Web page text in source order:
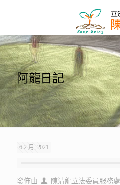
阿龍日記
6 2 月, 2021
發佈由 陳清龍立法委員服務處